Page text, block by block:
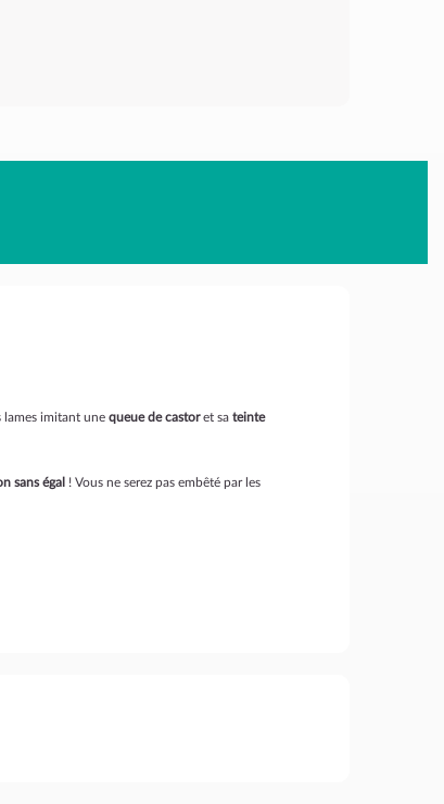
lames imitant une queue de castoret sa teinte
sans égal ! Vous ne serez pas embêté par les